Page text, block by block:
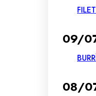
09/
08/